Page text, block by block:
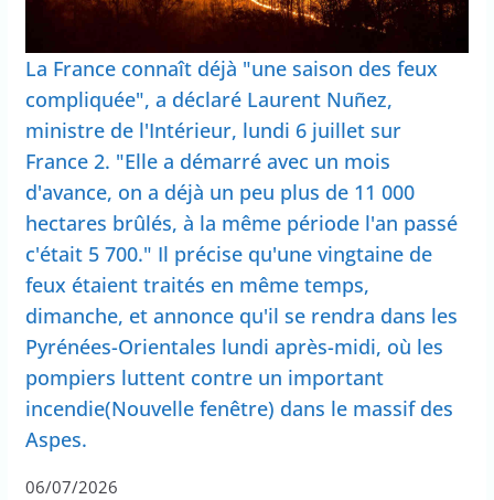
La France connaît déjà "une saison des feux
compliquée", a déclaré Laurent Nuñez,
ministre de l'Intérieur, lundi 6 juillet sur
France 2. "Elle a démarré avec un mois
d'avance, on a déjà un peu plus de 11 000
hectares brûlés, à la même période l'an passé
c'était 5 700." Il précise qu'une vingtaine de
feux étaient traités en même temps,
dimanche, et annonce qu'il se rendra dans les
Pyrénées-Orientales lundi après-midi, où les
pompiers luttent contre un important
incendie(Nouvelle fenêtre) dans le massif des
Aspes.
06/07/2026